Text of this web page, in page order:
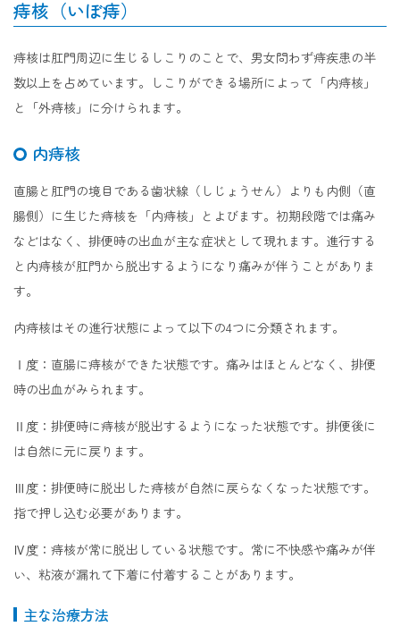
痔核（いぼ痔）
痔核は肛門周辺に生じるしこりのことで、男女問わず痔疾患の半
数以上を占めています。しこりができる場所によって「内痔核」
と「外痔核」に分けられます。
内痔核
直腸と肛門の境目である歯状線（しじょうせん）よりも内側（直
腸側）に生じた痔核を「内痔核」とよびます。初期段階では痛み
などはなく、排便時の出血が主な症状として現れます。進行する
と内痔核が肛門から脱出するようになり痛みが伴うことがありま
す。
内痔核はその進行状態によって以下の4つに分類されます。
Ⅰ度：直腸に痔核ができた状態です。痛みはほとんどなく、排便
時の出血がみられます。
Ⅱ度：排便時に痔核が脱出するようになった状態です。排便後に
は自然に元に戻ります。
Ⅲ度：排便時に脱出した痔核が自然に戻らなくなった状態です。
指で押し込む必要があります。
Ⅳ度：痔核が常に脱出している状態です。常に不快感や痛みが伴
い、粘液が漏れて下着に付着することがあります。
主な治療方法